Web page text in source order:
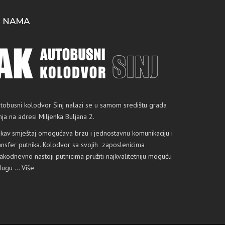
NAMA
kolodvor Sinj nalazi se u samom središtu grada
na adresi Miljenka Buljana 2.
smještaj omogućava brzu i jednostavnu komunikaciju i
putnika. Kolodvor sa svojih zaposlenicima
nastoji putnicima pružiti najkvalitetniju moguću
… Više